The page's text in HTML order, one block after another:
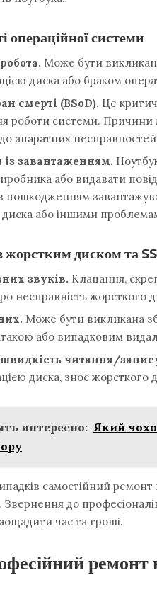
операційної системи
Може бути
диска або браком
смерті (BSoD). Це
роботи системи. Причини
апаратних
завантаженням.
або видавати
пошкодженням
диска або іншими
диском та
звуків. Клацання,
несправність жорсткого
Може бути викликана
або випадковим
читання/
диска, знос жорсткого
интересно: Який
самостійний
Звернення до
час та гроші.
ремонт